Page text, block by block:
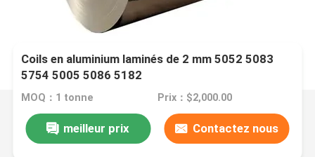
Coils en aluminium laminés de 2 mm 5052 5083
5754 5005 5086 5182
MOQ：1 tonne Prix：$2,000.00
meilleur prix Contactez nous